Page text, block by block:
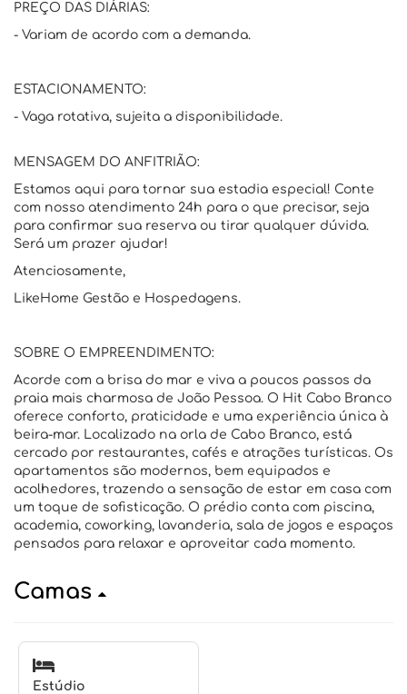
PREÇO DAS DIÁRIAS:
- Variam de acordo com a demanda.
ESTACIONAMENTO:
- Vaga rotativa, sujeita a disponibilidade.
MENSAGEM DO ANFITRIÃO:
Estamos aqui para tornar sua estadia especial! Conte
com nosso atendimento 24h para o que precisar, seja
para confirmar sua reserva ou tirar qualquer dúvida.
Será um prazer ajudar!
Atenciosamente,
LikeHome Gestão e Hospedagens.
SOBRE O EMPREENDIMENTO:
Acorde com a brisa do mar e viva a poucos passos da
praia mais charmosa de João Pessoa. O Hit Cabo Branco
oferece conforto, praticidade e uma experiência única à
beira-mar. Localizado na orla de Cabo Branco, está
cercado por restaurantes, cafés e atrações turísticas. Os
apartamentos são modernos, bem equipados e
acolhedores, trazendo a sensação de estar em casa com
um toque de sofisticação. O prédio conta com piscina,
academia, coworking, lavanderia, sala de jogos e espaços
pensados para relaxar e aproveitar cada momento.
Camas
Estúdio